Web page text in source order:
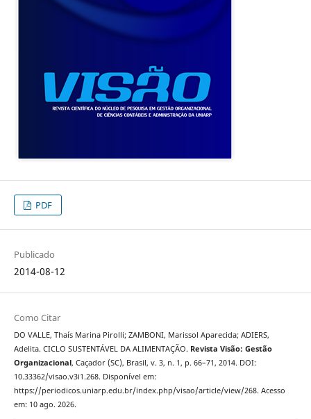
PDF
Publicado
2014-08-12
Como Citar
DO VALLE, Thaís Marina Pirolli; ZAMBONI, Marissol Aparecida; ADIERS,
Adelita. CICLO SUSTENTÁVEL DA ALIMENTAÇÃO. Revista Visão: Gestão
Organizacional, Caçador (SC), Brasil, v. 3, n. 1, p. 66–71, 2014. DOI:
10.33362/visao.v3i1.268. Disponível em:
https://periodicos.uniarp.edu.br/index.php/visao/article/view/268. Acesso
em: 10 ago. 2026.